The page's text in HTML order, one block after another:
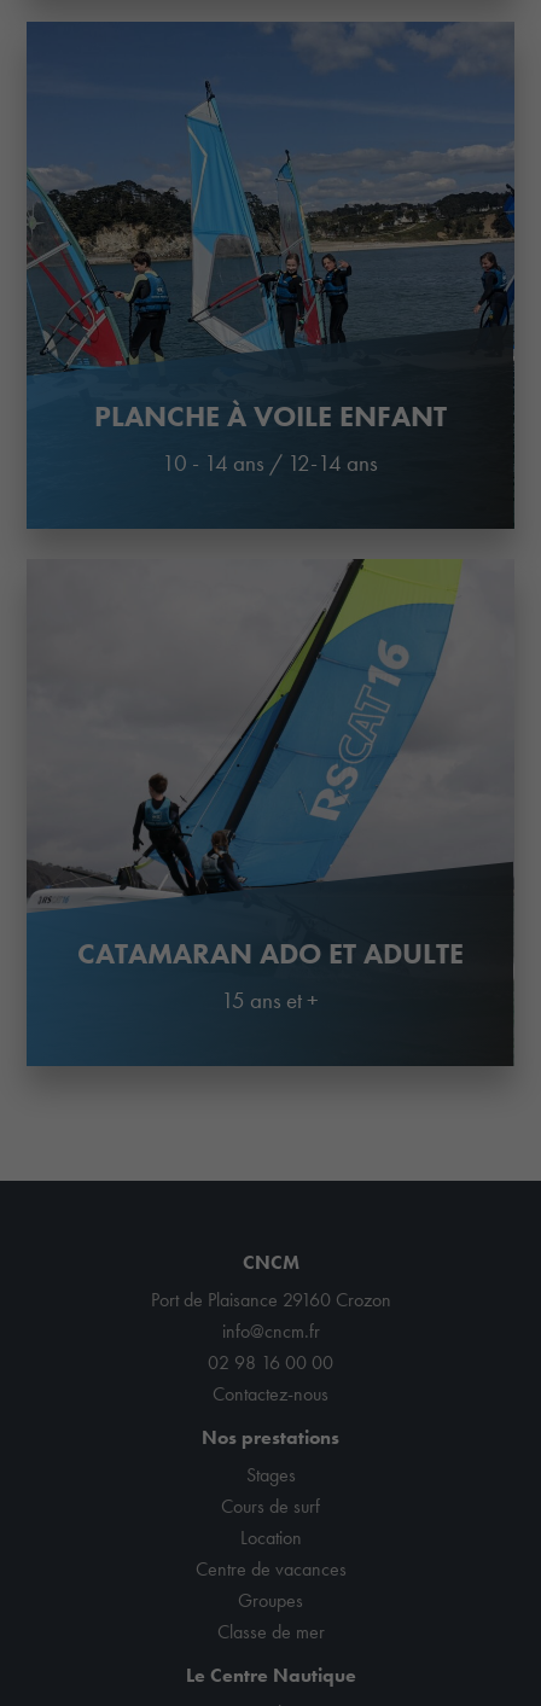
PLANCHE À VOILE ENFANT
10 - 14 ans / 12-14 ans
CATAMARAN ADO ET ADULTE
15 ans et +
CNCM
Port de Plaisance 29160 Crozon
info@cncm.fr
02 98 16 00 00
Contactez-nous
Nos prestations
Stages
Cours de surf
Location
Centre de vacances
Groupes
Classe de mer
Le Centre Nautique